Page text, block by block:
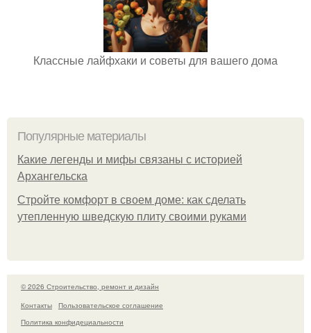
Классные лайфхаки и советы для вашего дома
Популярные материалы
Какие легенды и мифы связаны с историей
Архангельска
Стройте комфорт в своем доме: как сделать
утепленную шведскую плиту своими руками
© 2026 Строительство, ремонт и дизайн
Контакты
Пользовательское соглашение
Политика конфидециальности